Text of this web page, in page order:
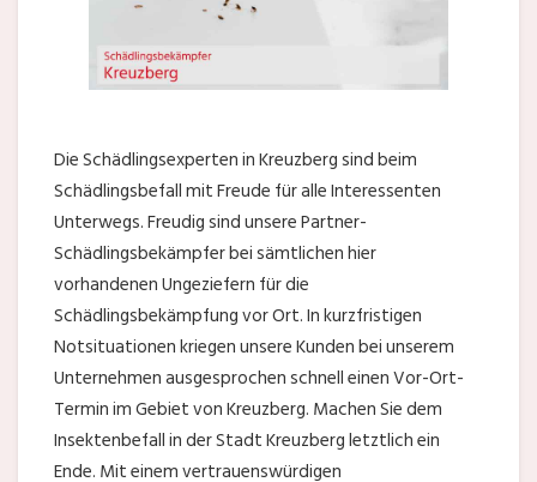
Die Schädlingsexperten in Kreuzberg sind beim
Schädlingsbefall mit Freude für alle Interessenten
Unterwegs. Freudig sind unsere Partner-
Schädlingsbekämpfer bei sämtlichen hier
vorhandenen Ungeziefern für die
Schädlingsbekämpfung vor Ort. In kurzfristigen
Notsituationen kriegen unsere Kunden bei unserem
Unternehmen ausgesprochen schnell einen Vor-Ort-
Termin im Gebiet von Kreuzberg. Machen Sie dem
Insektenbefall in der Stadt Kreuzberg letztlich ein
Ende. Mit einem vertrauenswürdigen